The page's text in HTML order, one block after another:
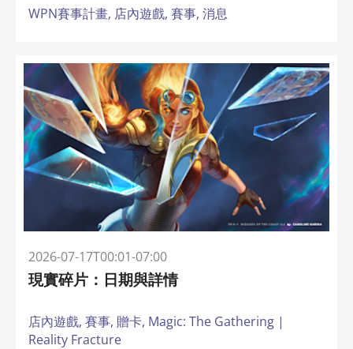
WPN賽事計畫, 店內遊戲, 賽事, 消息
2026-07-17T00:01-07:00
現實碎片：日期與詳情
店內遊戲, 賽事, 贈卡, Magic: The Gathering |
Reality Fracture